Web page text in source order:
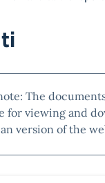
The
for viewing and
version of the